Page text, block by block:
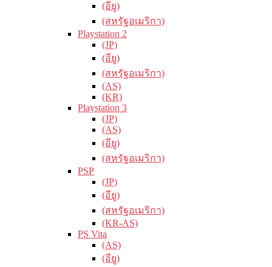
(อียู)
(สหรัฐอเมริกา)
Playstation 2
(JP)
(อียู)
(สหรัฐอเมริกา)
(AS)
(KR)
Playstation 3
(JP)
(AS)
(อียู)
(สหรัฐอเมริกา)
PSP
(JP)
(อียู)
(สหรัฐอเมริกา)
(KR-AS)
PS Vita
(AS)
(อียู)